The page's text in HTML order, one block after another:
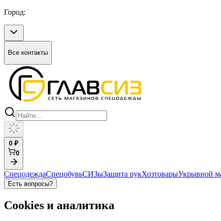
Город:
Все контакты
0 ₽
0
СпецодеждаСпецобувьСИЗыЗащита рукХозтоварыУкрывной
Есть вопросы?
Cookies и аналитика